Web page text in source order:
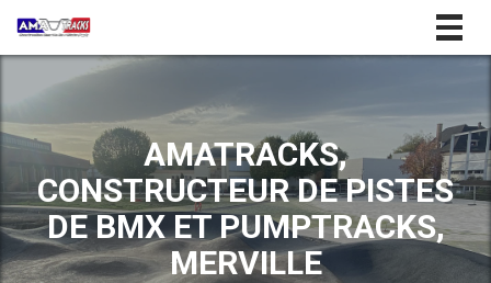
AMATRACKS,
CONSTRUCTEUR DE PISTES
DE BMX ET PUMPTRACKS,
MERVILLE